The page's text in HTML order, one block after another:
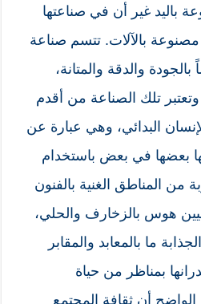
باليد غير أن في صناعتها
مصنوعة بالآلات. تتسم صناعة
والدقة والمتانة،
وتعتبر تلك الصناعة من أقدم
البدائي، وهي عبارة عن
بعضها في بعض باستخدام
من المناطق الغنية بالفنون
هوس بالزخارف والحلي،
ما بالمعابد والمقابر
بمناظر من حياة
أن ثقافة المجتمع